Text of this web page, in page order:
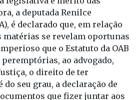
a deputada Renilce
é declarado que, em relação
matérias se revelam oportunas
que o Estatuto da OAB
ao advogado,
o direito de ter
seu grau, a declaração de
que fizer juntar aos